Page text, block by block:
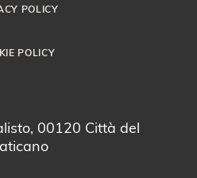
POLICY
POLICY
00120 Città del